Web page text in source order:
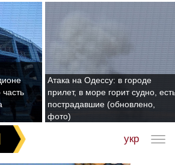
Атака на Одессу: в городе
прилет, в море горит судно,
пострадавшие (обновлено,
фото)
укр